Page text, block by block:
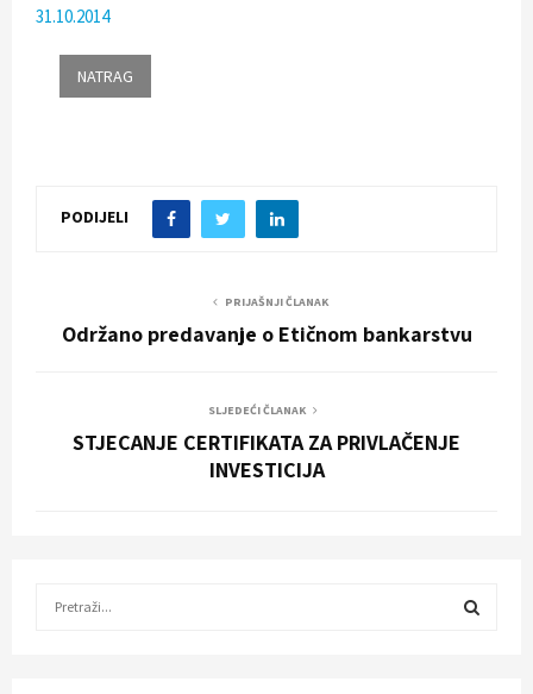
31.10.2014
PODIJELI
PRIJAŠNJI ČLANAK
Održano predavanje o Etičnom bankarstvu
SLJEDEĆI ČLANAK
STJECANJE CERTIFIKATA ZA PRIVLAČENJE
INVESTICIJA